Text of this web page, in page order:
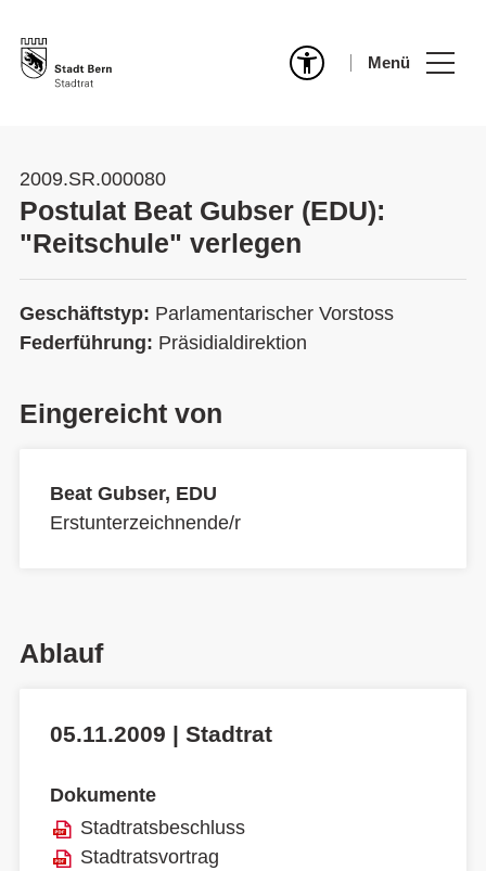
Menü
2009.SR.000080
Postulat Beat Gubser (EDU):
"Reitschule" verlegen
Geschäftstyp: Parlamentarischer Vorstoss
Federführung: Präsidialdirektion
Eingereicht von
Beat Gubser, EDU
Erstunterzeichnende/r
Ablauf
05.11.2009 | Stadtrat
Dokumente
Stadtratsbeschluss
Stadtratsvortrag